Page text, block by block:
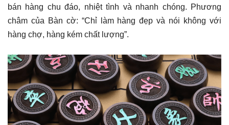
bán hàng chu đáo, nhiệt tình và nhanh chóng. Phương
châm của Bàn cờ: “Chỉ làm hàng đẹp và nói không với
hàng chợ, hàng kém chất lượng”.